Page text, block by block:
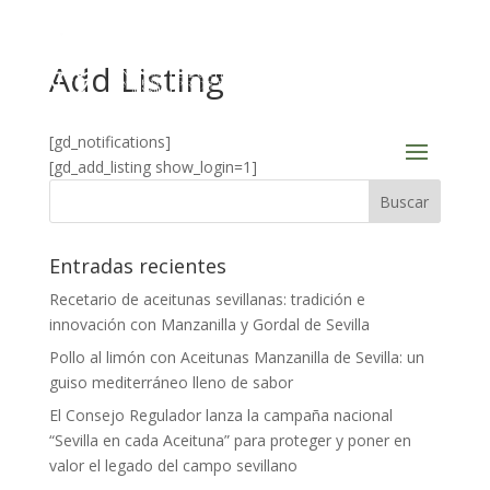
Add Listing
[gd_notifications]
[gd_add_listing show_login=1]
Entradas recientes
Recetario de aceitunas sevillanas: tradición e
innovación con Manzanilla y Gordal de Sevilla
Pollo al limón con Aceitunas Manzanilla de Sevilla: un
guiso mediterráneo lleno de sabor
El Consejo Regulador lanza la campaña nacional
“Sevilla en cada Aceituna” para proteger y poner en
valor el legado del campo sevillano